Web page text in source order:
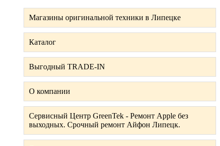
Магазины оригинальной техники в Липецке
Каталог
Выгодный TRADE-IN
О компании
Сервисный Центр GreenTek - Ремонт Apple без
выходных. Срочный ремонт Айфон Липецк.